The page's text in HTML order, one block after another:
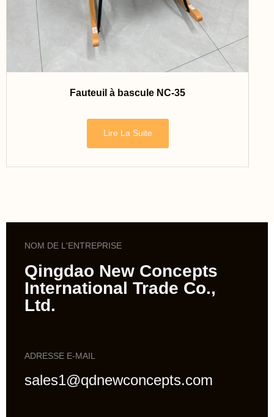
Fauteuil à bascule NC-35
Lire La Suite
NOM DE L'ENTREPRISE
Qingdao New Concepts
International Trade Co.,
Ltd.
ADRESSE E-MAIL
sales1@qdnewconcepts.com